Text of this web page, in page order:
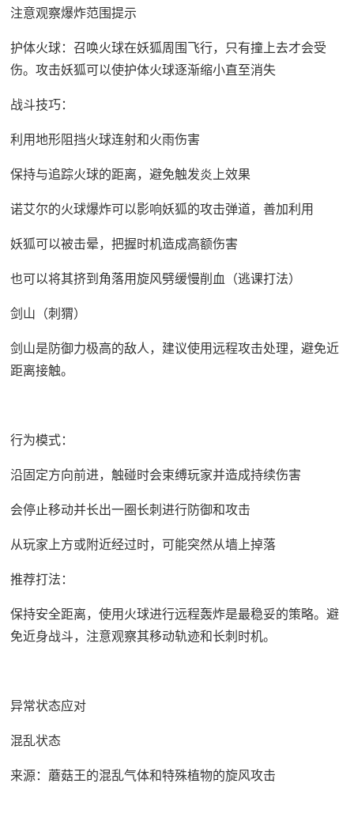
注意观察爆炸范围提示
护体火球：召唤火球在妖狐周围飞行，只有撞上去才会受
伤。攻击妖狐可以使护体火球逐渐缩小直至消失
战斗技巧：
利用地形阻挡火球连射和火雨伤害
保持与追踪火球的距离，避免触发炎上效果
诺艾尔的火球爆炸可以影响妖狐的攻击弹道，善加利用
妖狐可以被击晕，把握时机造成高额伤害
也可以将其挤到角落用旋风劈缓慢削血（逃课打法）
剑山（刺猬）
剑山是防御力极高的敌人，建议使用远程攻击处理，避免近
距离接触。
行为模式：
沿固定方向前进，触碰时会束缚玩家并造成持续伤害
会停止移动并长出一圈长刺进行防御和攻击
从玩家上方或附近经过时，可能突然从墙上掉落
推荐打法：
保持安全距离，使用火球进行远程轰炸是最稳妥的策略。避
免近身战斗，注意观察其移动轨迹和长刺时机。
异常状态应对
混乱状态
来源：蘑菇王的混乱气体和特殊植物的旋风攻击